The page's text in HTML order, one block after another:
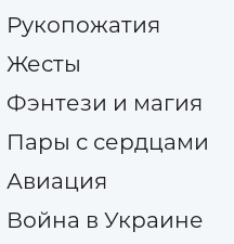
Рукопожатия
Жесты
Фэнтези и магия
Пары с сердцами
Авиация
Война в Украине